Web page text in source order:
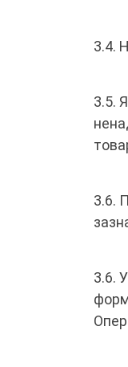
3.4.
3.5.
3.6.
3.6.